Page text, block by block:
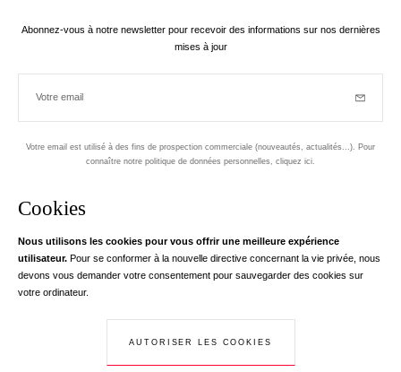
Cookies
Nous utilisons les cookies pour vous offrir une meilleure expérience
utilisateur. Pour se conformer à la nouvelle directive concernant la vie privée, nous
devons vous demander votre consentement pour sauvegarder des cookies sur
votre ordinateur.
AUTORISER LES COOKIES
Abonnez-vous à notre newsletter pour recevoir des informations sur nos dernières
mises à jour
Votre email
Votre email est utilisé à des fins de prospection commerciale (nouveautés, actualités...). Pour
connaître notre politique de données personnelles, cliquez ici
© Creaddict - Tous droits réservés
| Mentions Légales | Données Personnelles | Cookies
Instagram
Votre adresse email
RedLine. Conformément à la loi, vous disposez d'un droit d'accès, de
rectifications et d'opposition à vos données personnelles. Conformément à la
données personnelles.